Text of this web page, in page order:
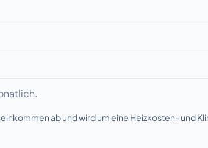
ab und wird um eine Heizkosten- und